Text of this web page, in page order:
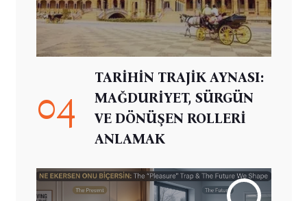
04
TARİHİN TRAJİK AYNASI:
MAĞDURİYET, SÜRGÜN
VE DÖNÜŞEN ROLLERİ
ANLAMAK